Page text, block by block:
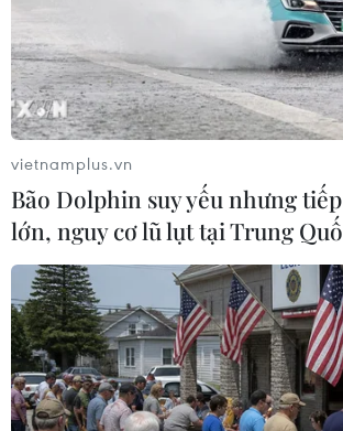
Đông đe dọa hòa bình khu vực
22/03/2016 08:26
Tác giả đi sâu phân tích quá trình
gây hấn, sử dụng vũ lực và đe dọa sử
chiếm đóng, cải tạo, bồi đắp, xây
trái phép trên quy mô lớn ở Biển Đông.
vietnamplus.vn
Bão Dolphin suy yếu nhưng
lớn, nguy cơ lũ lụt tại Trung